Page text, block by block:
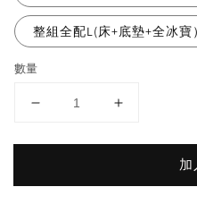
整組全配L(床+底墊+全冰寶）
數量
加